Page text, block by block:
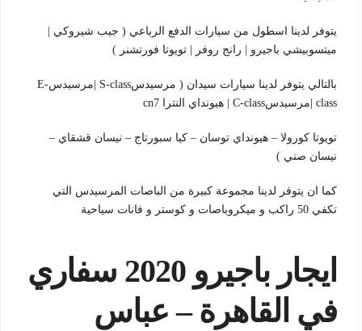
يتوفر لدينا اسطول من سيارات الدفع الرباعي ( جيب شيروكي |
ميتسوبيشي باجيرو | رانج روفر | تويوتا فورتشنر )
بالتالي يتوفر لدينا سيارات سيدان ( مرسيدسS-class |مرسيدسE-
class |مرسيدسC-class | هيونداي النترا cn7
تويوتا كورولا – هيونداي توسان – كيا سبورتاج – نيسان قشقاي –
نيسان صني )
كما ان يتوفر لدينا مجموعة كبيرة من الباصات المرسيدس التي
تكفي 50 راكب و ميكروباصات و كوستر و فانات سياحية
ايجار باجيرو 2020 سفاري
في القاهرة – عباس